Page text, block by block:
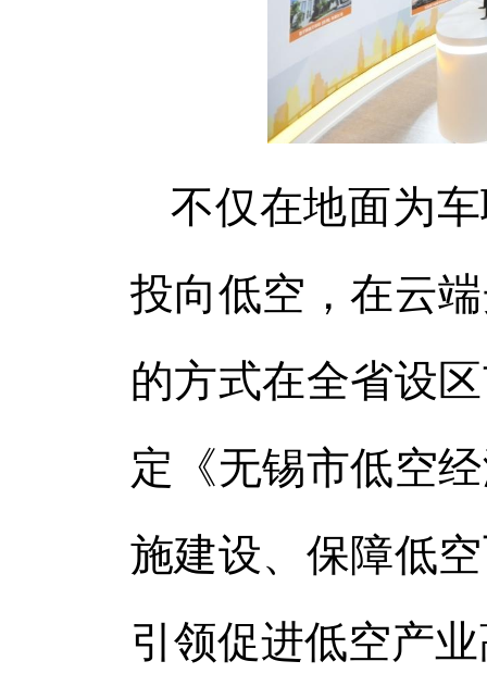
不仅在地面为
投向低空，在云
的方式在全省设
定《无锡市低空
施建设、保障低
引领促进低空产